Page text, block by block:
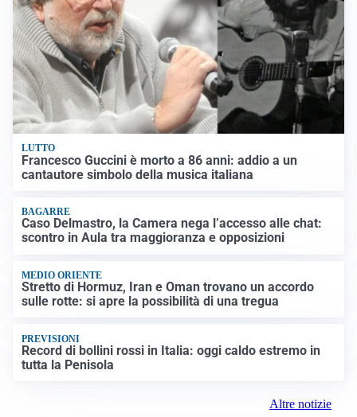
LUTTO
Francesco Guccini è morto a 86 anni: addio a un
cantautore simbolo della musica italiana
BAGARRE
Caso Delmastro, la Camera nega l’accesso alle chat:
scontro in Aula tra maggioranza e opposizioni
MEDIO ORIENTE
Stretto di Hormuz, Iran e Oman trovano un accordo
sulle rotte: si apre la possibilità di una tregua
PREVISIONI
Record di bollini rossi in Italia: oggi caldo estremo in
tutta la Penisola
Altre notizie